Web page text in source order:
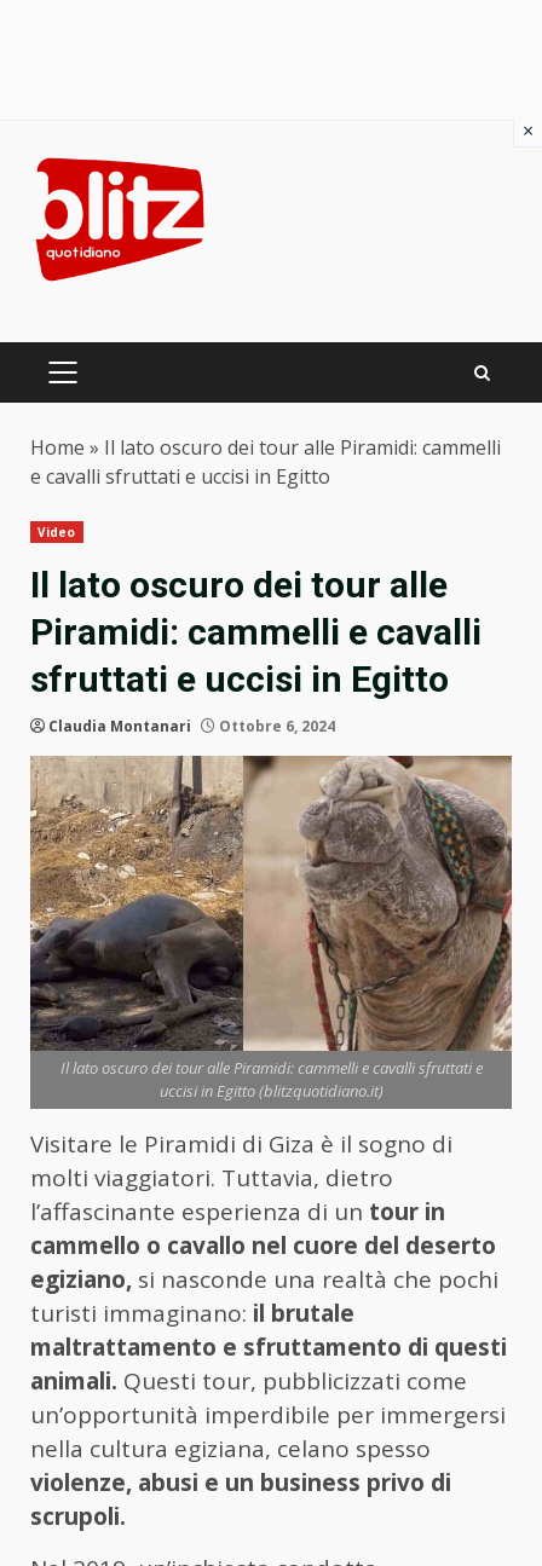
content
PRIMARY
Home » Il lato oscuro dei tour alle Piramidi: cammelli
e cavalli sfruttati e uccisi in Egitto
Video
Il lato oscuro dei tour alle
Piramidi: cammelli e cavalli
sfruttati e uccisi in Egitto
Claudia Montanari Ottobre 6, 2024
Il lato oscuro dei tour alle Piramidi: cammelli e cavalli sfruttati e
uccisi in Egitto (blitzquotidiano.it)
Visitare le Piramidi di Giza è il sogno di
molti viaggiatori. Tuttavia, dietro
l’affascinante esperienza di un tour in
cammello o cavallo nel cuore del deserto
egiziano, si nasconde una realtà che pochi
turisti immaginano: il brutale
maltrattamento e sfruttamento di questi
animali. Questi tour, pubblicizzati come
un’opportunità imperdibile per immergersi
nella cultura egiziana, celano spesso
violenze, abusi e un business privo di
scrupoli.
×